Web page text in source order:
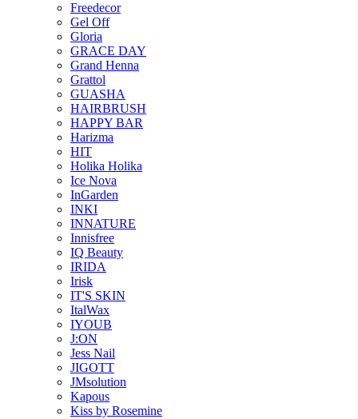
Freedecor
Gel Off
Gloria
GRACE DAY
Grand Henna
Grattol
GUASHA
HAIRBRUSH
HAPPY BAR
Harizma
HIT
Holika Holika
Ice Nova
InGarden
INKI
INNATURE
Innisfree
IQ Beauty
IRIDA
Irisk
IT'S SKIN
ItalWax
IYOUB
J:ON
Jess Nail
JIGOTT
JMsolution
Kapous
Kiss by Rosemine